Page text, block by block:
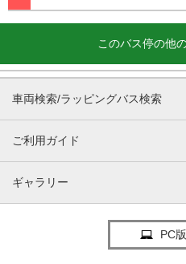
このバス停の他
車両検索/ラッピングバス検索
ご利用ガイド
ギャラリー
PC